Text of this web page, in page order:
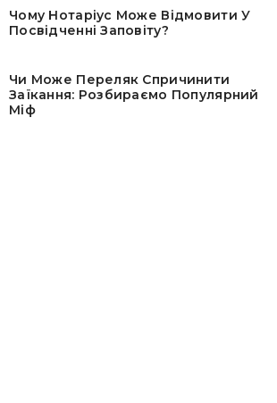
Чому Нотаріус Може Відмовити У
Посвідченні Заповіту?
Чи Може Переляк Спричинити
Заїкання: Розбираємо Популярний
Міф